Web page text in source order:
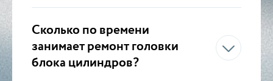
Сколько по времени
занимает ремонт головки
блока цилиндров?